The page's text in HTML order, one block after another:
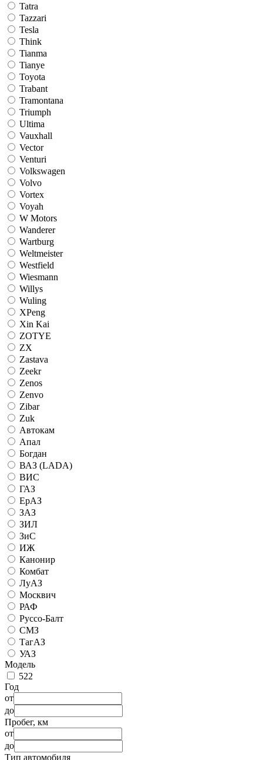
Tatra
Tazzari
Tesla
Think
Tianma
Tianye
Toyota
Trabant
Tramontana
Triumph
Ultima
Vauxhall
Vector
Venturi
Volkswagen
Volvo
Vortex
Voyah
W Motors
Wanderer
Wartburg
Weltmeister
Westfield
Wiesmann
Willys
Wuling
XPeng
Xin Kai
ZOTYE
ZX
Zastava
Zeekr
Zenos
Zenvo
Zibar
Zuk
Автокам
Апал
Богдан
ВАЗ (LADA)
ВИС
ГАЗ
ЕрАЗ
ЗАЗ
ЗИЛ
ЗиС
ИЖ
Канонир
Комбат
ЛуАЗ
Москвич
РАФ
Руссо-Балт
СМЗ
ТагАЗ
УАЗ
Модель
522
Год
от
до
Пробег, км
от
до
Тип автомобиля